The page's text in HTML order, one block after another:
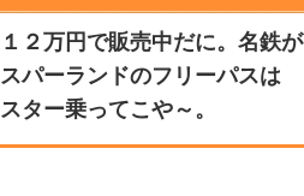
２万円で販売中だに。名鉄が
パーランドのフリーパスは
ター乗ってこや～。